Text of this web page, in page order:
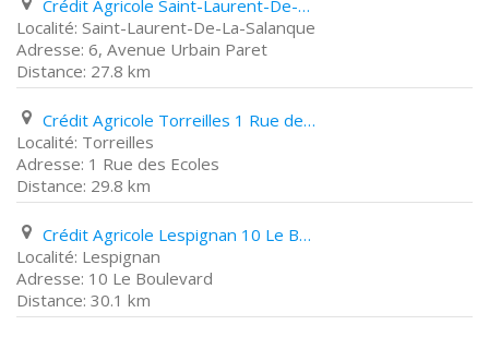
Crédit Agricole Saint-Laurent-De-La-Salanque 6, Avenue Urbain Paret
Saint-Laurent-De-La-Salanque
6, Avenue Urbain Paret
27.8 km
Crédit Agricole Torreilles 1 Rue des Ecoles
Torreilles
1 Rue des Ecoles
29.8 km
Crédit Agricole Lespignan 10 Le Boulevard
Lespignan
10 Le Boulevard
30.1 km